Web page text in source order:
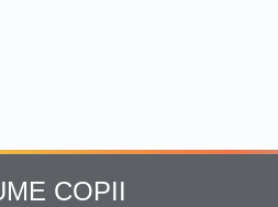
COPII